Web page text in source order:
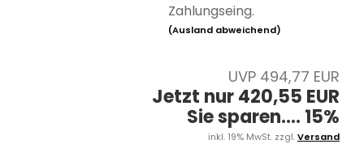
Zahlungseing.
(Ausland abweichend)
UVP 494,77 EUR
Jetzt nur 420,55 EUR
Sie sparen.... 15%
inkl. 19% MwSt. zzgl.Versand